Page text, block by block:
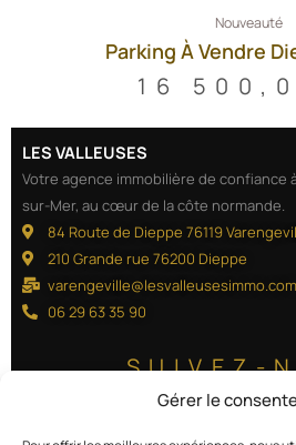
Gérer le
Nouveauté
Parking À Vendre
16
LES VALLEUSES
Votre agence immobilière de confiance
sur-Mer, au cœur de la côte normande.
84 Route de Dieppe 76119
210 Grande rue 76200 Dieppe
varengeville@lesvalleusesimmo.com
06 29 63 35 90
SUIVEZ-